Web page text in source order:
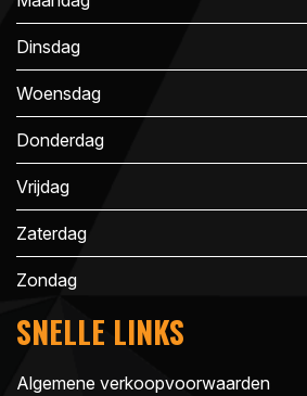
Dinsdag
Woensdag
Donderdag
Vrijdag
Zaterdag
Zondag
SNELLE LINKS
Algemene verkoopvoorwaarden